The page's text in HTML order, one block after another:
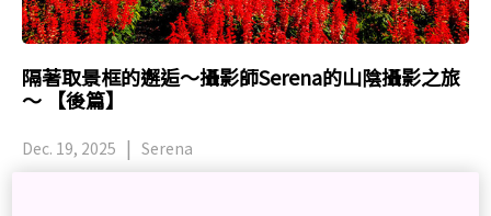
隔著取景框的邂逅～攝影師Serena的山陰攝影之旅
～ 【後篇】
Dec. 19, 2025 Serena